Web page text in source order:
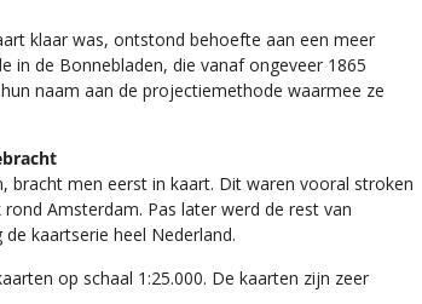
klaar was, ontstond behoefte aan een meer
in de Bonnebladen, die vanaf ongeveer 1865
naam aan de projectiemethode waarmee ze
bracht men eerst in kaart. Dit waren vooral stroken
Amsterdam. Pas later werd de rest van
kaartserie heel Nederland.
op schaal 1:25.000. De kaarten zijn zeer